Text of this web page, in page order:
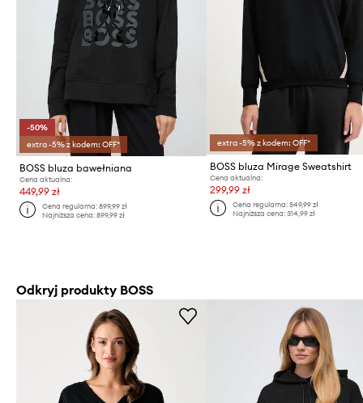
-50%
extra -5% z kodem: OFF*
BOSS bluza bawełniana
Cena aktualna:
449,99 zł
Cena regularna:899,99 zł
Najniższa cena:899,99 zł
extra -5% z kodem: OFF*
BOSS bluza Mirage Sweatshirt
Cena aktualna:
299,99 zł
Cena regularna: 549,99 zł
Najniższa cena: 314,99 zł
Odkryj produkty BOSS